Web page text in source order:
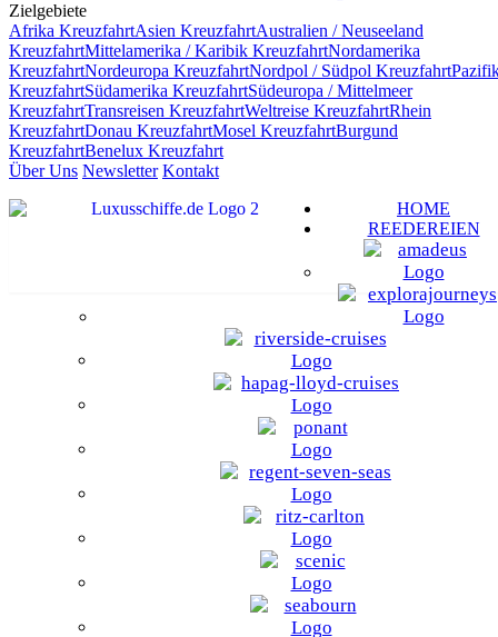
Zielgebiete
Afrika KreuzfahrtAsien KreuzfahrtAustralien / Neuseeland
KreuzfahrtMittelamerika / Karibik KreuzfahrtNordamerika
KreuzfahrtNordeuropa KreuzfahrtNordpol / Südpol Kreuzfahrt
KreuzfahrtSüdamerika KreuzfahrtSüdeuropa / Mittelmeer
KreuzfahrtTransreisen KreuzfahrtWeltreise KreuzfahrtRhein
KreuzfahrtDonau KreuzfahrtMosel KreuzfahrtBurgund
KreuzfahrtBenelux Kreuzfahrt
Über Uns Newsletter Kontakt
HOME
REEDEREIEN